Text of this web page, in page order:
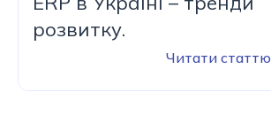
розвитку.
Читати статтю